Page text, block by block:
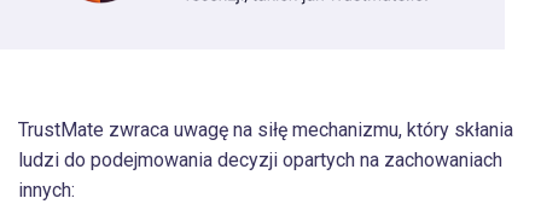
TrustMate zwraca uwagę na siłę mechanizmu, który skłania
ludzi do podejmowania decyzji opartych na zachowaniach
innych: